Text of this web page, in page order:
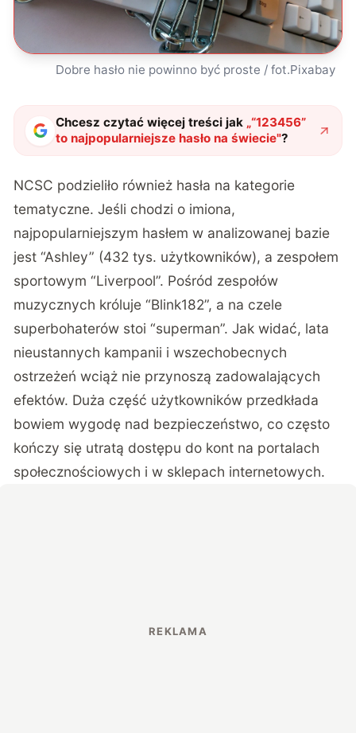
Dobre hasło nie powinno być proste / fot.Pixabay
Chcesz czytać więcej treści jak „“123456”
to najpopularniejsze hasło na świecie"?
NCSC podzieliło również hasła na kategorie
tematyczne. Jeśli chodzi o imiona,
najpopularniejszym hasłem w analizowanej bazie
jest “Ashley” (432 tys. użytkowników), a zespołem
sportowym “Liverpool”. Pośród zespołów
muzycznych króluje “Blink182”, a na czele
superbohaterów stoi “superman”. Jak widać, lata
nieustannych kampanii i wszechobecnych
ostrzeżeń wciąż nie przynoszą zadowalających
efektów. Duża część użytkowników przedkłada
bowiem wygodę nad bezpieczeństwo, co często
kończy się utratą dostępu do kont na portalach
społecznościowych i w sklepach internetowych.